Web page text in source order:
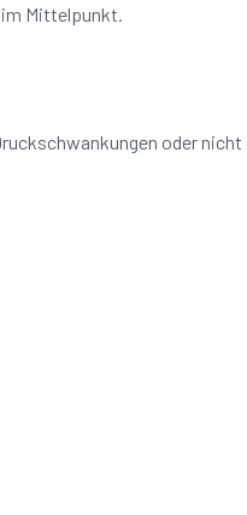
Mittelpunkt.
oder